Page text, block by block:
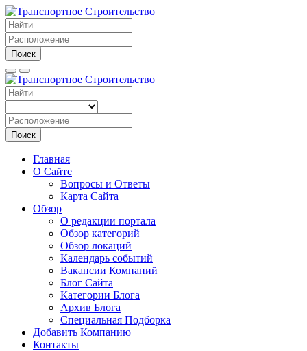
Поиск
Поиск
Главная
О Сайте
Вопросы и Ответы
Карта Сайта
Обзор
О редакции портала
Обзор категорий
Обзор локаций
Календарь событий
Вакансии Компаний
Блог Сайта
Категории Блога
Архив Блога
Специальная Подборка
Добавить Компанию
Контакты